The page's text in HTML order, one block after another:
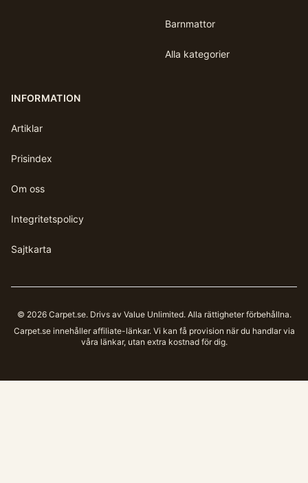
Barnmattor
Alla kategorier
INFORMATION
Artiklar
Prisindex
Om oss
Integritetspolicy
Sajtkarta
© 2026 Carpet.se. Drivs av Value Unlimited. Alla rättigheter förbehållna.
Carpet.seinnehåller affiliate-länkar. Vi kan få provision när du handlar via
våra länkar, utan extra kostnad för dig.